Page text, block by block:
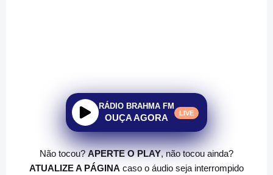
RÁDIO BRAHMA FM
OUÇA AGORA LIVE
Não tocou?APERTE O PLAY, não tocou ainda?
ATUALIZE A PÁGINA caso o áudio seja interrompido